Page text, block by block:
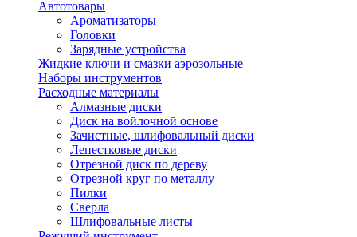
Автотовары
Ароматизаторы
Головки
Зарядные устройства
Жидкие ключи и смазки аэрозольные
Наборы инструментов
Расходные материалы
Алмазные диски
Диск на войлочной основе
Зачистные, шлифовальный диски
Лепестковые диски
Отрезной диск по дереву
Отрезной круг по металлу
Пилки
Сверла
Шлифовальные листы